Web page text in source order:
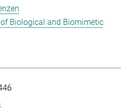
Biological and Biomimetic